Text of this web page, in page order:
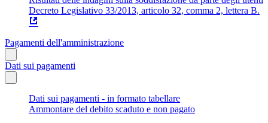
Decreto Legislativo 33/2013, articolo 32, comma 2, lettera B.
Pagamenti dell'amministrazione
Dati sui pagamenti
Dati sui pagamenti - in formato tabellare
Ammontare del debito scaduto e non pagato